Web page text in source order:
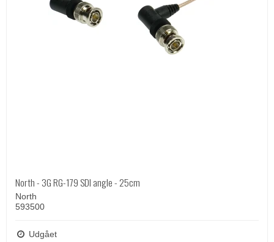
North - 3G RG-179 SDI angle - 25cm
North
593500
Udgået